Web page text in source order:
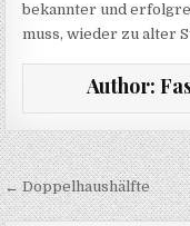
bekannter und
muss, wieder zu alter
Author:
← Doppelhaushälfte